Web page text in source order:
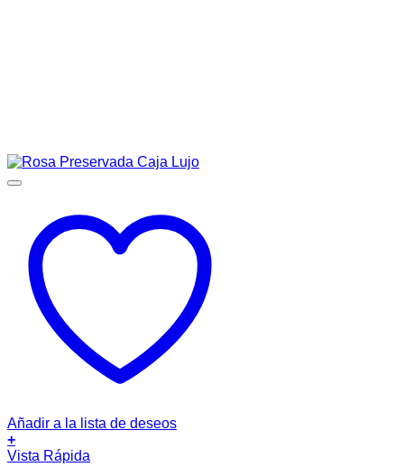
Añadir a la lista de deseos
+
Vista Rápida